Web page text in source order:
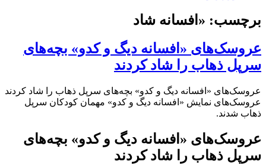
برچسب: «افسانه شاد
عروسک‌های «افسانه دیگ و کدو» بچه‌های
سرپل ذهاب را شاد کردند
عروسک‌های «افسانه دیگ و کدو» بچه‌های سرپل ذهاب را شاد کردند
عروسک‌های نمایش «افسانه دیگ و کدو» مهمان کودکان سرپل
ذهاب شدند.
عروسک‌های «افسانه دیگ و کدو» بچه‌های
سرپل ذهاب را شاد کردند